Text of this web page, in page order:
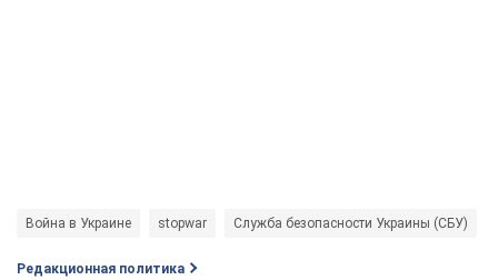
Война в Украине stopwar Служба безопасности Украины (СБУ)
Редакционная политика